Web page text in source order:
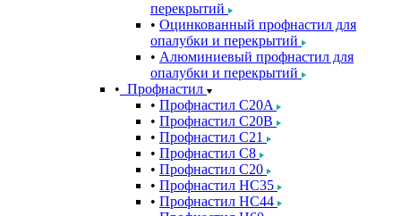
перекрытий
Оцинкованный профнастил для
опалубки и перекрытий
Алюминиевый профнастил для
опалубки и перекрытий
Профнастил
Профнастил С20A
Профнастил С20B
Профнастил С21
Профнастил С8
Профнастил С20
Профнастил НС35
Профнастил НС44